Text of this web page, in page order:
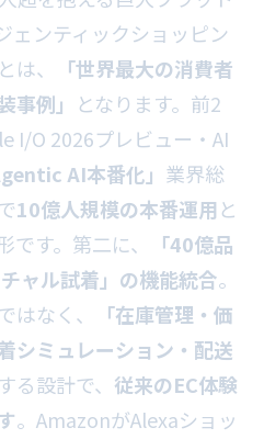
ェンティックショッピン
、
「世界最大の消費者
事例」
となります。前2
I/O 2026プレビュー・AI
AI本番化」 業界総
10億人規模の本番運用 と
す。第二に、
「40億品
ャル試着」の機能統合。
はなく、
「在庫管理・価
シミュレーション・配送
する設計で、 従来のEC体験
。AmazonがAlexaショッ